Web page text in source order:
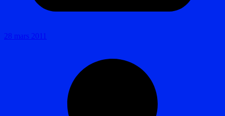
28 mars 2011